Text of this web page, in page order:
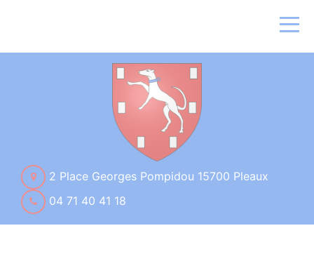
2 Place Georges Pompidou 15700 Pleaux
04 71 40 41 18